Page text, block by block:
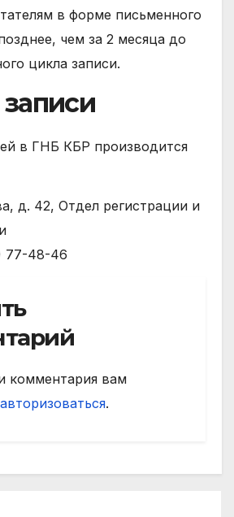
в форме письменного
чем за 2 месяца до
цикла записи.
в ГНБ КБР производится
д. 42, Отдел регистрации и
77-48-46
комментария вам
авторизоваться.